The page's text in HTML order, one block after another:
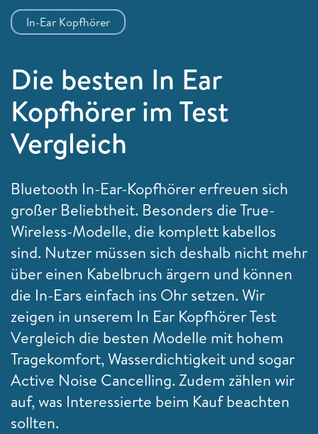
In-Ear Kopfhörer
Die besten In Ear
Kopfhörer im Test
Vergleich
Bluetooth In-Ear-Kopfhörer erfreuen sich
großer Beliebtheit. Besonders die True-
Wireless-Modelle, die komplett kabellos
sind. Nutzer müssen sich deshalb nicht mehr
über einen Kabelbruch ärgern und können
die In-Ears einfach ins Ohr setzen. Wir
zeigen in unserem In Ear Kopfhörer Test
Vergleich die besten Modelle mit hohem
Tragekomfort, Wasserdichtigkeit und sogar
Active Noise Cancelling. Zudem zählen wir
auf, was Interessierte beim Kauf beachten
sollten.